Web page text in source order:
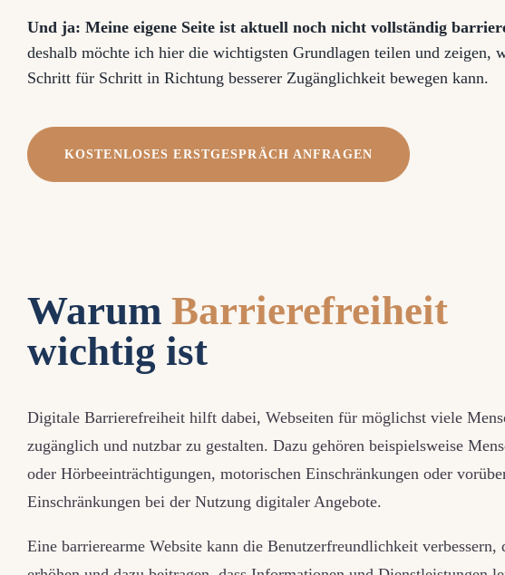
Und ja: Meine eigene Seite ist aktuell noch nicht vollständig
deshalb möchte ich hier die wichtigsten Grundlagen teilen und zeigen,
Schritt für Schritt in Richtung besserer Zugänglichkeit bewegen kann.
KOSTENLOSES ERSTGESPRÄCH ANFRAGEN
Warum Barrierefreiheit
wichtig ist
Digitale Barrierefreiheit hilft dabei, Webseiten für möglichst viele
zugänglich und nutzbar zu gestalten. Dazu gehören beispielsweise
oder Hörbeeinträchtigungen, motorischen Einschränkungen oder
Einschränkungen bei der Nutzung digitaler Angebote.
Eine barrierearme Website kann die Benutzerfreundlichkeit verbessern,